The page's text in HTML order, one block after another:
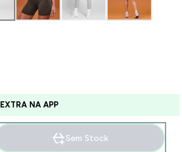
NA APP
price
Sem Stock